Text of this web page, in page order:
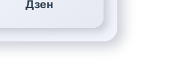
Дзен